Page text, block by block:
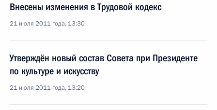
Внесены изменения в Трудовой кодекс
21 июля 2011 года, 13:30
Утверждён новый состав Совета при Президенте
по культуре и искусству
21 июля 2011 года, 13:20